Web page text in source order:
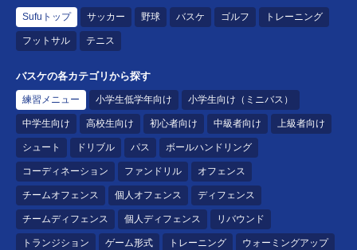
Sufuトップ サッカー 野球 バスケ ゴルフ トレーニング
フットサル テニス
バスケの各カテゴリから探す
練習メニュー 小学生低学年向け 小学生向け（ミニバス）
中学生向け 高校生向け 初心者向け 中級者向け 上級者向け
シュート ドリブル パス ボールハンドリング
コーディネーション ファンドリル オフェンス
チームオフェンス 個人オフェンス ディフェンス
チームディフェンス 個人ディフェンス リバウンド
トランジション ゲーム形式 トレーニング ウォーミングアップ